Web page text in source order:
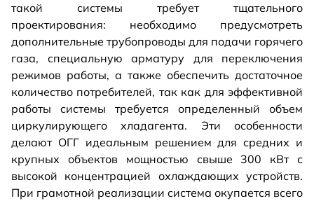
такой системы требует тщательного
проектирования: необходимо предусмотреть
дополнительные трубопроводы для подачи горячего
газа, специальную арматуру для переключения
режимов работы, а также обеспечить достаточное
количество потребителей, так как для эффективной
работы системы требуется определенный объем
циркулирующего хладагента. Эти особенности
делают ОГГ идеальным решением для средних и
крупных объектов мощностью свыше 300 кВт с
высокой концентрацией охлаждающих устройств.
При грамотной реализации система окупается всего